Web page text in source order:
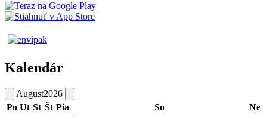
Kalendár
August2026
Po Ut St Št Pia So Ne